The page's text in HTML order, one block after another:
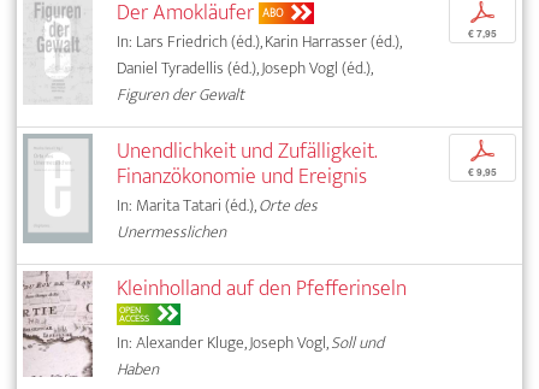
Der Amokläufer ABO
In: Lars Friedrich (éd.), Karin Harrasser (éd.),
Daniel Tyradellis (éd.), Joseph Vogl (éd.),
Figuren der Gewalt
p
€ 7,95
Unendlichkeit und Zufälligkeit.
Finanzökonomie und Ereignis
In: Marita Tatari (éd.),Orte des
Unermesslichen
p
€ 9,95
Kleinholland auf den Pfefferinseln
OPEN
ACCESS
In: Alexander Kluge, Joseph Vogl,Soll und
Haben